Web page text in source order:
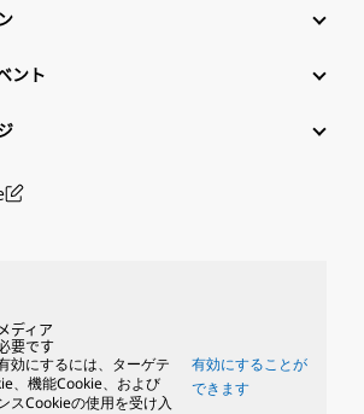
ント
ディア
要です
効にするには、ターゲテ
、機能Cookie、および
スCookieの使用を受け入
有効にすることが
できます